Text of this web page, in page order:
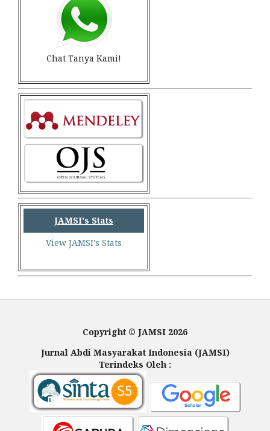
Chat Tanya Kami!
JAMSI's Stats
View JAMSI's Stats
Copyright © JAMSI 2026
Jurnal Abdi Masyarakat Indonesia (JAMSI)
Terindeks Oleh :